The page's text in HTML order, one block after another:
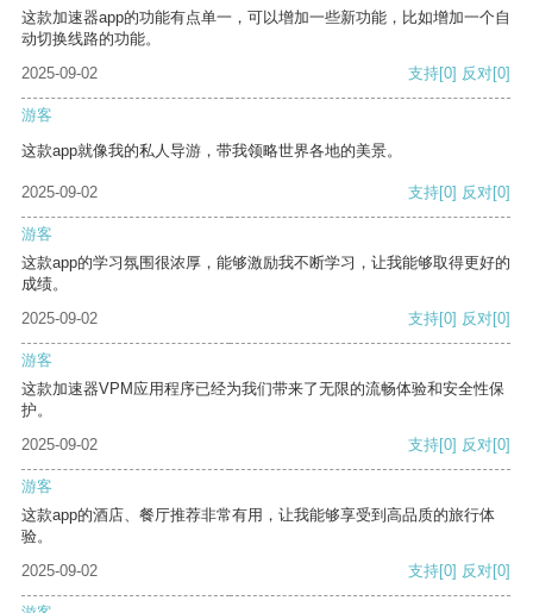
这款加速器app的功能有点单一，可以增加一些新功能，比如增加一个自
动切换线路的功能。
2025-09-02
支持[0] 反对[0]
游客
这款app就像我的私人导游，带我领略世界各地的美景。
2025-09-02 支持[0] 反对[0]
游客
这款app的学习氛围很浓厚，能够激励我不断学习，让我能够取得更好的
成绩。
2025-09-02
支持[0] 反对[0]
游客
这款加速器VPM应用程序已经为我们带来了无限的流畅体验和安全性保
护。
2025-09-02
支持[0] 反对[0]
游客
这款app的酒店、餐厅推荐非常有用，让我能够享受到高品质的旅行体
验。
2025-09-02
支持[0] 反对[0]